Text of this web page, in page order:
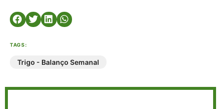
TAGS:
Trigo - Balanço Semanal